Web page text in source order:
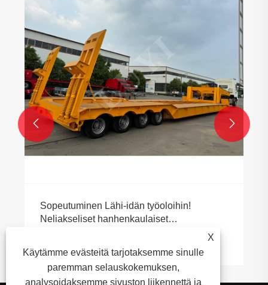
Sopeutuminen Lähi-idän työoloihin!
Neliakseliset hanhenkaulaiset
 
X
Käytämme evästeitä tarjotaksemme sinulle
paremman selauskokemuksen,
analysoidaksemme sivuston liikennettä ja